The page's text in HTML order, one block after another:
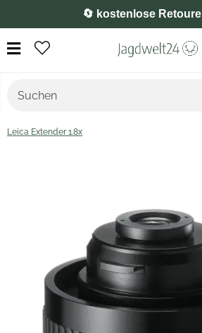
⭐️ 4,8 auf Google
Leica Extender 1.8x